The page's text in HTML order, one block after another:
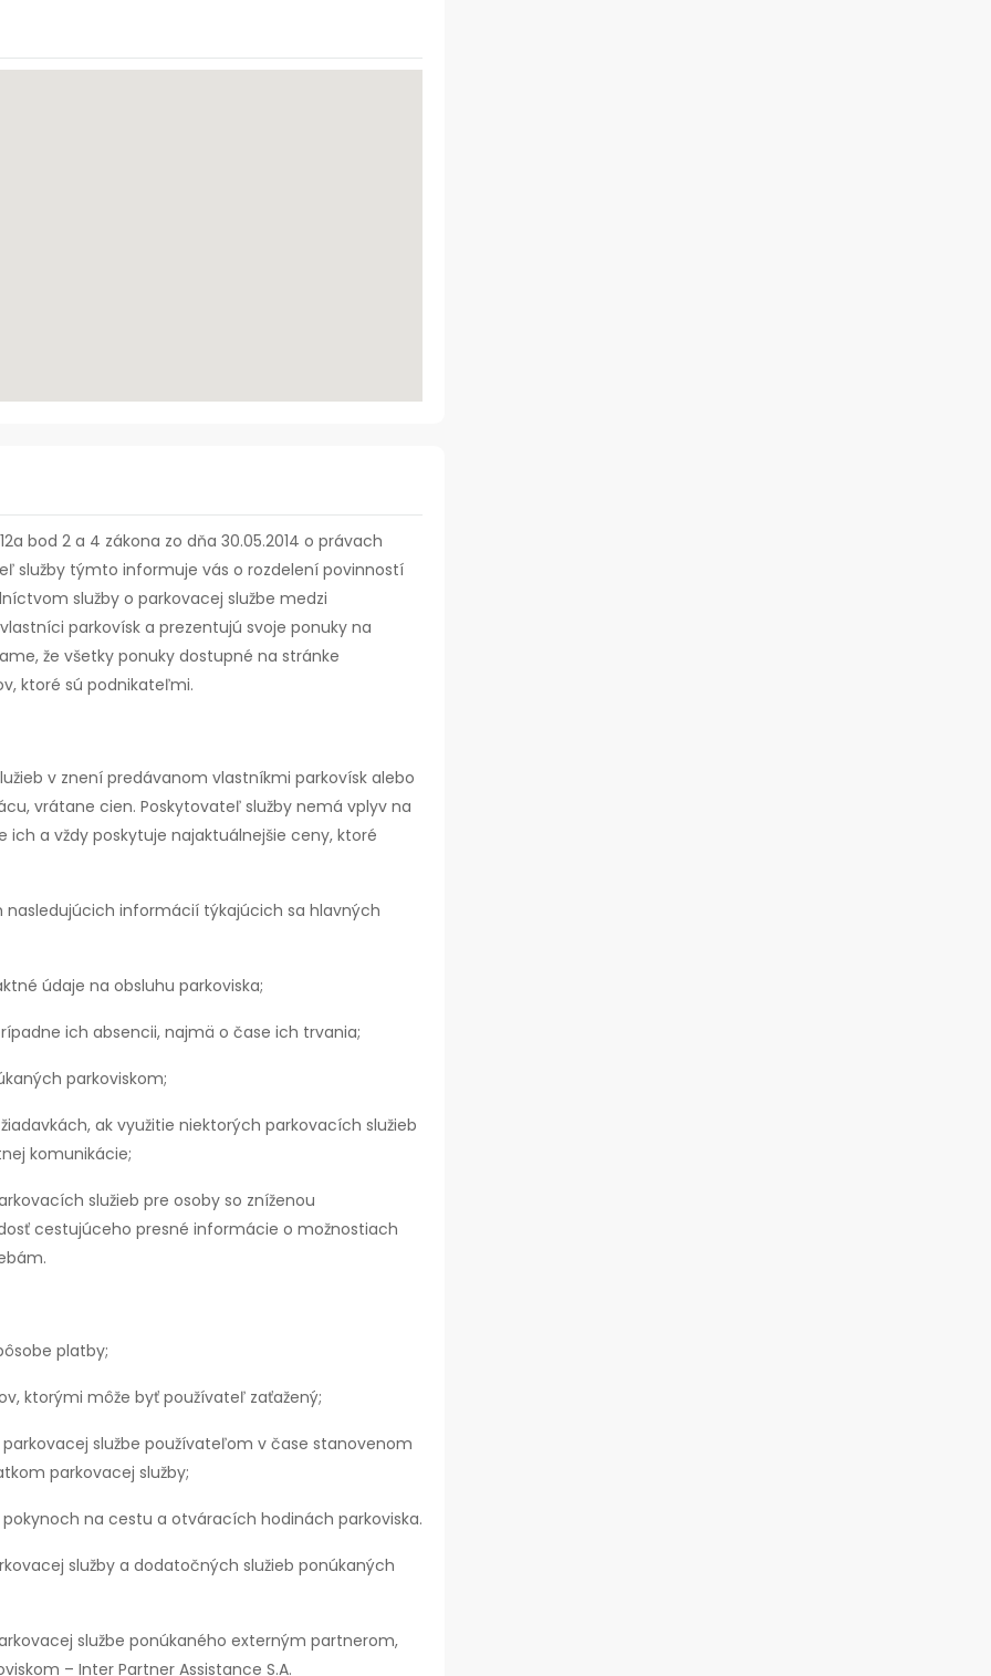
bod 2 a 4 zákona zo dňa 30.05.2014 o právach
služby týmto informuje vás o rozdelení povinností
služby o parkovacej službe medzi
parkovísk a prezentujú svoje ponuky na
že všetky ponuky dostupné na stránke
ktoré sú podnikateľmi.
v znení predávanom vlastníkmi parkovísk alebo
vrátane cien. Poskytovateľ služby nemá vplyv na
a vždy poskytuje najaktuálnejšie ceny, ktoré
informácií týkajúcich sa hlavných
údaje na obsluhu parkoviska;
ich absencii, najmä o čase ich trvania;
parkoviskom;
ak využitie niektorých parkovacích služieb
komunikácie;
služieb pre osoby so zníženou
cestujúceho presné informácie o možnostiach
platby;
ktorými môže byť používateľ zaťažený;
službe používateľom v čase stanovenom
parkovacej služby;
na cestu a otváracích hodinách parkoviska.
služby a dodatočných služieb ponúkaných
službe ponúkaného externým partnerom,
– Inter Partner Assistance S.A.